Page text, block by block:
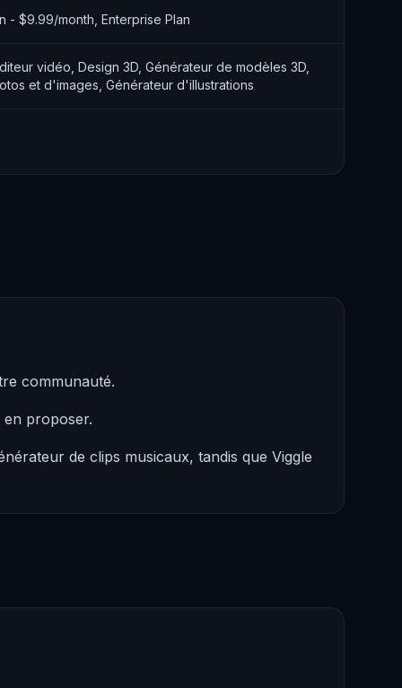
- $9.99/month, Enterprise Plan
vidéo, Design 3D, Générateur de modèles 3D,
et d'images, Générateur d'illustrations
communauté.
proposer.
de clips musicaux, tandis que Viggle